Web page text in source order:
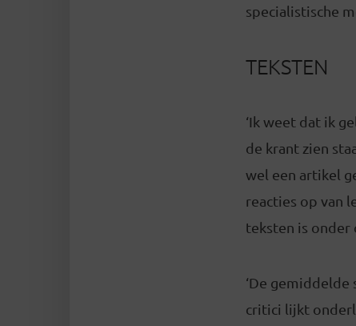
specialistische
TEKSTEN
‘Ik weet dat ik
de krant zien
wel een artikel
reacties op van
teksten is onder
‘De gemiddelde
critici lijkt